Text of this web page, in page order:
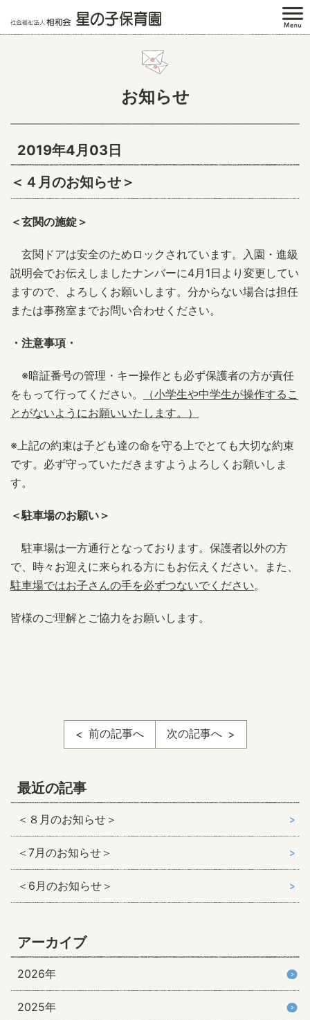
お知らせ
2019年4月03日
＜４月のお知らせ＞
＜玄関の施錠＞
玄関ドアは安全のためロックされています。入園・進級
説明会でお伝えしましたナンバーに4月1日より変更してい
ますので、よろしくお願いします。分からない場合は担任
または事務室までお問い合わせください。
・注意事項・
※暗証番号の管理・キー操作とも必ず保護者の方が責任
をもって行ってください。
（小学生や中学生が操作するこ
とがないようにお願いいたします。）
※上記の約束は子ども達の命を守る上でとても大切な約束
です。必ず守っていただきますようよろしくお願いしま
す。
＜駐車場のお願い＞
駐車場は一方通行となっております。保護者以外の方
で、時々お迎えに来られる方にもお伝えください。また、
駐車場ではお子さんの手を必ずつないでください。
皆様のご理解とご協力をお願いします。
前の記事へ 次の記事へ
最近の記事
＜８月のお知らせ＞
＜7月のお知らせ＞
＜6月のお知らせ＞
アーカイブ
2026年
2025年